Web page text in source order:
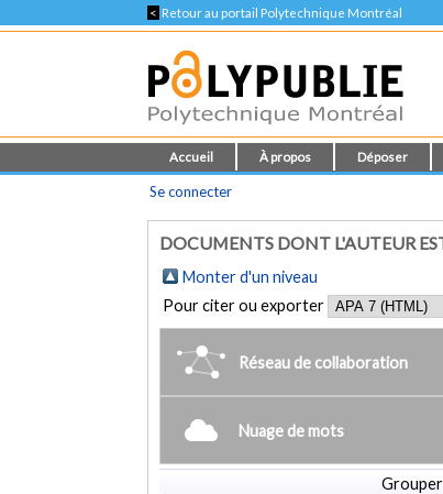
< Retour au portail Polytechnique Montréal
Accueil À propos Déposer
Se connecter
DOCUMENTS DONT L'AUTEUR
Monter d'un niveau
Pour citer ou exporter
Réseau de collaboration
Nuage de mots